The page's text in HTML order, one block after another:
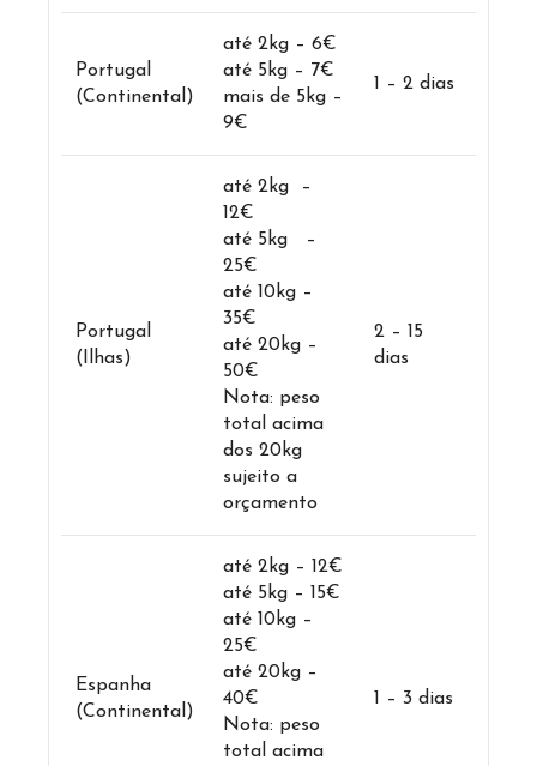
Portugal
(Continental)
até 2kg – 6€
até 5kg – 7€
mais de 5kg –
9€
1 – 2 dias
Portugal
(Ilhas)
até 2kg –
12€
até 5kg –
25€
até 10kg –
35€
até 20kg –
50€
Nota: peso
total acima
dos 20kg
sujeito a
orçamento
2 – 15
dias
Espanha
(Continental)
até 2kg – 12€
até 5kg – 15€
até 10kg –
25€
até 20kg –
40€
Nota: peso
total acima
1 – 3 dias